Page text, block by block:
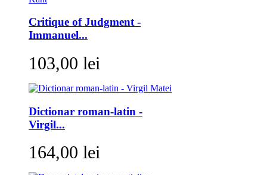
Critique of Judgment -
Immanuel...
103,00 lei
Dictionar roman-latin -
Virgil...
164,00 lei